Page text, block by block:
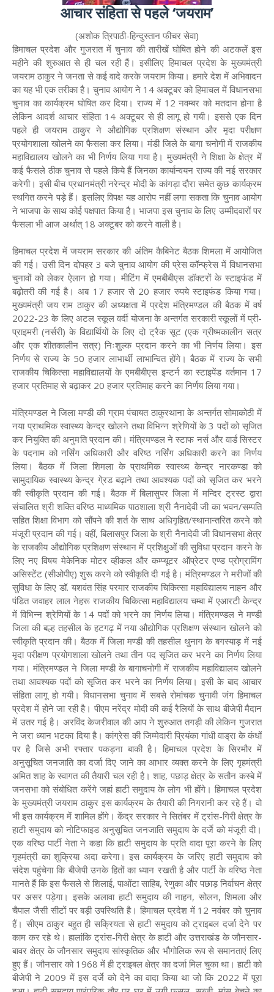
आचार संहिता से पहले ‘जयराम’
(अशोक त्रिपाठी-हिन्दुस्तान फीचर सेवा)
हिमाचल प्रदेश और गुजरात में चुनाव की तारीखें घोषित होने की अटकलें इस
महीने की शुरुआत से ही चल रही हैं। इसीलिए हिमाचल प्रदेश के मुख्यमंत्री
जयराम ठाकुर ने जनता से कई वादे करके जयराम किया। हमारे देश में अभिवादन
का यह भी एक तरीका है। चुनाव आयोग ने 14 अक्टूबर को हिमाचल में विधानसभा
चुनाव का कार्यक्रम घोषित कर दिया। राज्य में 12 नवम्बर को मतदान होना है
लेकिन आदर्श आचार संहिता 14 अक्टूबर से ही लागू हो गयी। इससे एक दिन
पहले ही जयराम ठाकुर ने औद्योगिक प्रशिक्षण संस्थान और मृदा परीक्षण
प्रयोगशाला खोलने का फैसला कर लिया। मंडी जिले के बागा चनोगी में राजकीय
महाविद्यालय खोलने का भी निर्णय लिया गया है। मुख्यमंत्री ने शिक्षा के क्षेत्र में
कई फैसले ठीक चुनाव से पहले किये हैं जिनका कार्यान्वयन राज्य की नई सरकार
करेगी। इसी बीच प्रधानमंत्री नरेन्द्र मोदी के कांगड़ा दौरा समेत कुछ कार्यक्रम
स्थगित करने पड़े हैं। इसलिए विपक्ष यह आरोप नहीं लगा सकता कि चुनाव आयोग
ने भाजपा के साथ कोई पक्षपात किया है। भाजपा इस चुनाव के लिए उम्मीदवारों पर
फैसला भी आज अर्थात् 18 अक्टूबर को करने वाली है।
हिमाचल प्रदेश में जयराम सरकार की अंतिम कैबिनेट बैठक शिमला में आयोजित
की गई। उसी दिन दोपहर 3 बजे चुनाव आयोग की प्रेस कॉन्फ्रेस में विधानसभा
चुनावों को लेकर ऐलान हो गया। मीटिंग में एमबीबीएस डॉक्टरों के स्टाइफंड में
बढ़ोतरी की गई है। अब 17 हजार से 20 हजार रुपये स्टाइफंड किया गया।
मुख्यमंत्री जय राम ठाकुर की अध्यक्षता में प्रदेश मंत्रिमण्डल की बैठक में वर्ष
2022-23 के लिए अटल स्कूल वर्दी योजना के अन्तर्गत सरकारी स्कूलों में प्री-
प्राइमरी (नर्सरी) के विद्यार्थियों के लिए दो ट्रैक सूट (एक ग्रीष्मकालीन सत्र
और एक शीतकालीन सत्र) निःशुल्क प्रदान करने का भी निर्णय लिया। इस
निर्णय से राज्य के 50 हजार लाभार्थी लाभान्वित होंगे। बैठक में राज्य के सभी
राजकीय चिकित्सा महाविद्यालयों के एमबीबीएस इन्टर्न का स्टाइपेंड वर्तमान 17
हजार प्रतिमाह से बढ़ाकर 20 हजार प्रतिमाह करने का निर्णय लिया गया।
मंत्रिमण्डल ने जिला मण्डी की ग्राम पंचायत ठाकुरथाना के अन्तर्गत सोमाकोठी में
नया प्राथमिक स्वास्थ्य केन्द्र खोलने तथा विभिन्न श्रेणियों के 3 पदों को सृजित
कर नियुक्ति की अनुमति प्रदान की। मंत्रिमण्डल ने स्टाफ नर्स और वार्ड सिस्टर
के पदनाम को नर्सिंग अधिकारी और वरिष्ठ नर्सिंग अधिकारी करने का निर्णय
लिया। बैठक में जिला शिमला के प्राथमिक स्वास्थ्य केन्द्र नारकण्डा को
सामुदायिक स्वास्थ्य केन्द्र गे्रड बढ़ाने तथा आवश्यक पदों को सृजित कर भरने
की स्वीकृति प्रदान की गई। बैठक में बिलासुपर जिला में मन्दिर ट्रस्ट द्वारा
संचालित श्री शक्ति वरिष्ठ माध्यमिक पाठशाला श्री नैनादेवी जी का भवन/सम्पति
सहित शिक्षा विभाग को सौंपने की शर्त के साथ अधिगृहित/स्थानान्तरित करने को
मंजूरी प्रदान की गई। वहीं, बिलासपुर जिला के श्री नैनादेवी जी विधानसभा क्षेत्र
के राजकीय औद्योगिक प्रशिक्षण संस्थान में प्रशिक्षुओं की सुविधा प्रदान करने के
लिए नए विषय मेकेनिक मोटर व्हीकल और कम्प्यूटर ऑप्रेटर एण्ड प्रोग्रामिंग
असिस्टेंट (सीओपीए) शुरू करने को स्वीकृति दी गई है। मंत्रिमण्डल ने मरीजों की
सुविधा के लिए डॉ. यशवंत सिंह परमार राजकीय चिकित्सा महाविद्यालय नाहन और
पंडित जवाहर लाल नेहरू राजकीय चिकित्सा महाविद्यालय चम्बा में एआरटी केन्द्र
में विभिन्न श्रेणियों के 14 पदों को भरने का निर्णय लिया। मंत्रिमण्डल ने मण्डी
जिला की बल्ह तहसील के हटगढ़ में नया औद्योगिक प्रशिक्षण संस्थान खोलने को
स्वीकृति प्रदान की। बैठक में जिला मण्डी की तहसील थुनाग के बगस्याड़ में नई
मृदा परीक्षण प्रयोगशाला खोलने तथा तीन पद सृजित कर भरने का निर्णय लिया
गया। मंत्रिमण्डल ने जिला मण्डी के बागाचनोगी में राजकीय महाविद्यालय खोलने
तथा आवश्यक पदों को सृजित कर भरने का निर्णय लिया। इसी के बाद आचार
संहिता लागू हो गयी। विधानसभा चुनाव में सबसे रोमांचक चुनावी जंग हिमाचल
प्रदेश में होने जा रही है। पीएम नरेंद्र मोदी की कई रैलियों के साथ बीजेपी मैदान
में उतर गई है। अरविंद केजरीवाल की आप ने शुरुआत तगड़ी की लेकिन गुजरात
ने जरा ध्यान भटका दिया है। कांग्रेस की जिम्मेदारी प्रियंका गांधी वाड्रा के कंधों
पर है जिसे अभी रफ्तार पकड़ना बाकी है। हिमाचल प्रदेश के सिरमौर में
अनुसूचित जनजाति का दर्जा दिए जाने का आभार व्यक्त करने के लिए गृहमंत्री
अमित शाह के स्वागत की तैयारी चल रही है। शाह, पछाड़ क्षेत्र के सतौन कस्बे में
जनसभा को संबोधित करेंगे जहां हाटी समुदाय के लोग भी होंगे। हिमाचल प्रदेश
के मुख्यमंत्री जयराम ठाकुर इस कार्यक्रम के तैयारी की निगरानी कर रहे हैं। वो
भी इस कार्यक्रम में शामिल होंगे। केंद्र सरकार ने सितंबर में ट्रांस-गिरी क्षेत्र के
हाटी समुदाय को नोटिफाइड अनुसूचित जनजाति समुदाय के दर्जे को मंजूरी दी।
एक वरिष्ठ पार्टी नेता ने कहा कि हाटी समुदाय के प्रति वादा पूरा करने के लिए
गृहमंत्री का शुक्रिया अदा करेगा। इस कार्यक्रम के जरिए हाटी समुदाय को
संदेश पहुंचेगा कि बीजेपी उनके हितों का ध्यान रखती है और पार्टी के वरिष्ठ नेता
मानते हैं कि इस फैसले से शिलाई, पाओंटा साहिब, रेणुका और पछाड़ निर्वाचन क्षेत्र
पर असर पड़ेगा। इसके अलावा हाटी समुदाय की नाहन, सोलन, शिमला और
चैपाल जैसी सीटों पर बड़ी उपस्थिति है। हिमाचल प्रदेश में 12 नवंबर को चुनाव
हैं। सीएम ठाकुर बहुत ही सक्रियता से हाटी समुदाय को ट्राइबल दर्जा देने पर
काम कर रहे थे। हालांकि ट्रांस-गिरी क्षेत्र के हाटी और उत्तराखंड के जौनसार-
बावर क्षेत्र के जौनसार समुदाय सांस्कृतिक और भौगोलिक रूप से समानताएं लिए
हुए हैं। जौनसार को 1968 में ही ट्राइबल क्षेत्र का दर्जा मिल चुका था। हाटी को
बीजेपी ने 2009 में इस दर्जे को देने का वादा किया था जो कि 2022 में पूरा